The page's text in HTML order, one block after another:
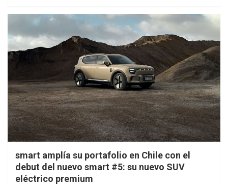
smart amplía su portafolio en Chile con el
debut del nuevo smart #5: su nuevo SUV
eléctrico premium